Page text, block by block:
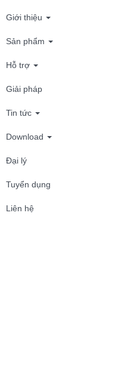
Giới thiệu
Sản phẩm
Hỗ trợ
Giải pháp
Tin tức
Download
Đại lý
Tuyển dụng
Liên hệ